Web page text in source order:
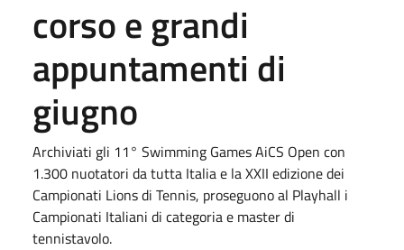
corso e grandi
appuntamenti di
giugno
Archiviati gli 11° Swimming Games AiCS Open con
1.300 nuotatori da tutta Italia e la XXII edizione dei
Campionati Lions di Tennis, proseguono al Playhall i
Campionati Italiani di categoria e master di
tennistavolo.